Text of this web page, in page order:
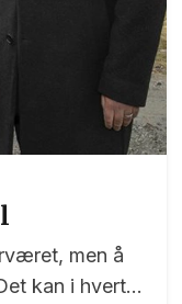
men å
kan i hvert